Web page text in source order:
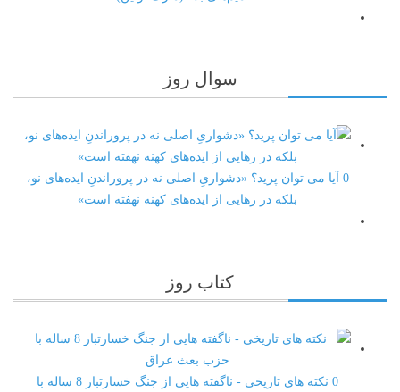
سوال روز
0 آیا می توان پرید؟ «دشواریِ اصلی نه در پروراندنِ ایده‌های نو،
بلکه در رهایی از ایده‌های کهنه نهفته است»
کتاب روز
0
نکته های تاریخی - ناگفته هایی از جنگ خسارتبار 8 ساله با